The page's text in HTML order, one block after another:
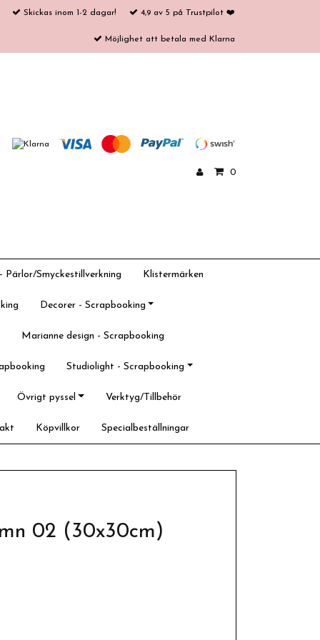
Skickas inom 1-2 dagar! 4,9 av 5 på Trustpilot ❤️
Möjlighet att betala med Klarna
0
Pärlor/Smyckestillverkning Klistermärken
Decorer - Scrapbooking
Marianne design - Scrapbooking
Studiolight - Scrapbooking
Övrigt pyssel Verktyg/Tillbehör
Köpvillkor Specialbeställningar
02 (30x30cm)